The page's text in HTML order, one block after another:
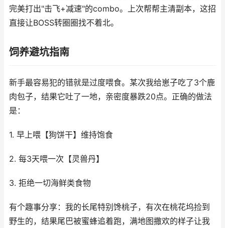
完美打出"击飞+减速"的combo。上次帮帮主清副本，这招
直接让BOSS转圈圈找不着北。
饲养避坑指南
新手最容易犯的错就是过度喂食。某次我给崽子吃了3个鹿
肉包子，结果它吐了一地，亲密度暴跌20点。正确的做法
是：
1. 早上喂【狗饼干】维持饱食
2. 每3天喂一次【灵兽丹】
3. 拒绝一切海鲜类食物
有个趣事分享：我的长尾特别馋桃子，有次在桃花坞捡到
野生的，结果尾巴被蜜蜂追着跑，满地图撒欢的样子让我